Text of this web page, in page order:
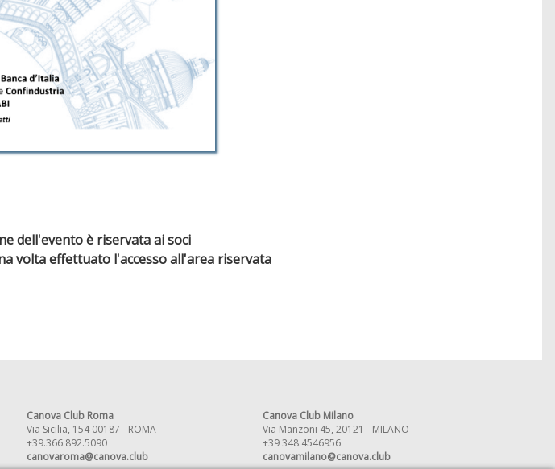
dell'evento è riservata ai soci
volta effettuato l'accesso all'area riservata
Canova Club Roma
Via Sicilia, 154 00187 - ROMA
+39.366.892.5090
canovaroma@canova.club
Canova Club Milano
Via Manzoni 45, 20121 - MILANO
+39 348.4546956
canovamilano@canova.club